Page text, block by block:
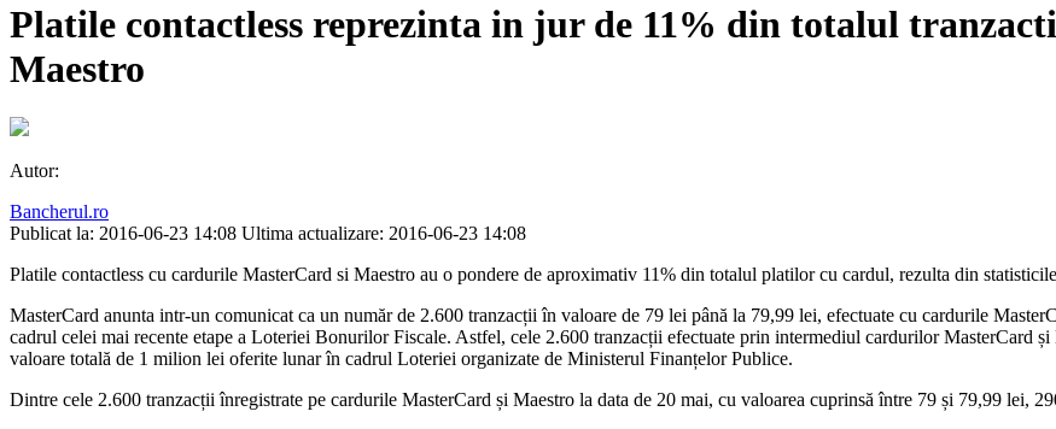
Platile contactless reprezinta in jur de 11% din totalul
Maestro
Autor:
Bancherul.ro
Publicat la: 2016-06-23 14:08 Ultima actualizare: 2016-06-23 14:08
Platile contactless cu cardurile MasterCard si Maestro au o pondere de aproximativ 11% din totalul platilor cu cardul, rezulta din
MasterCard anunta intr-un comunicat ca un număr de 2.600 tranzacții în valoare de 79 lei până la 79,99 lei, efectuate cu cardurile
cadrul celei mai recente etape a Loteriei Bonurilor Fiscale. Astfel, cele 2.600 tranzacții efectuate prin intermediul cardurilor MasterCard
valoare totală de 1 milion lei oferite lunar în cadrul Loteriei organizate de Ministerul Finanțelor Publice.
Dintre cele 2.600 tranzacții înregistrate pe cardurile MasterCard și Maestro la data de 20 mai, cu valoarea cuprinsă între 79 și 79,99 lei,